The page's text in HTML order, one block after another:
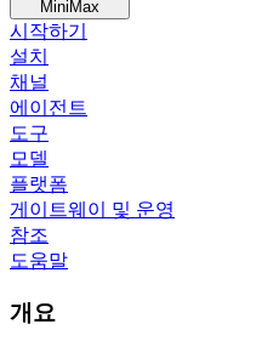
MiniMax
시작하기
설치
채널
에이전트
도구
모델
플랫폼
게이트웨이 및 운영
참조
도움말
개요